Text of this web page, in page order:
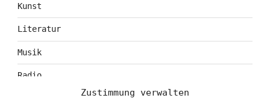
Zustimmung verwalten
Kunst
Literatur
Musik
Radio